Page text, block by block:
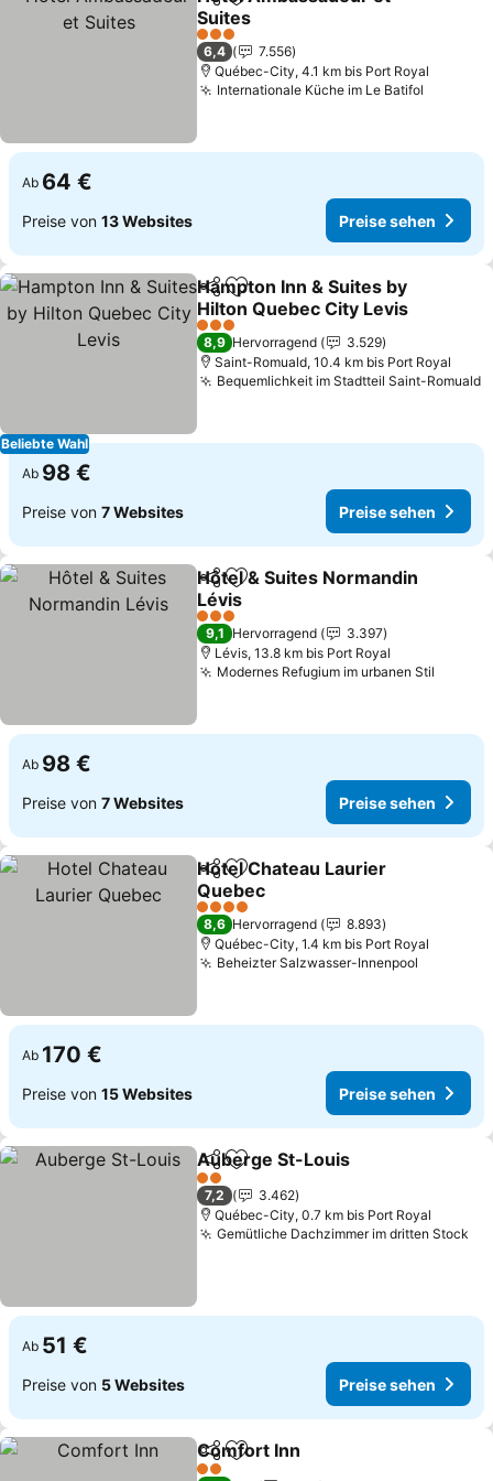
TeilenZu Favoriten hinzufügen
Suites
Preise sehen
3 Sterne
6,4
7.556
Québec-City, 4.1 km bis Port Royal
Internationale Küche im Le Batifol
Ab 64 €
Preise von 13 Websites Preise sehen
Beliebte Wahl
TeilenZu Favoriten hinzufügen
Hampton Inn & Suites by
Hilton Quebec City Levis
Preise sehen
3 Sterne
8,9 Hervorragend
3.529
Saint-Romuald, 10.4 km bis Port Royal
Bequemlichkeit im Stadtteil Saint-Romuald
Ab 98 €
Preise von 7 Websites Preise sehen
TeilenZu Favoriten hinzufügen
Hôtel & Suites Normandin
Lévis
Preise sehen
3 Sterne
9,1 Hervorragend
3.397
Lévis, 13.8 km bis Port Royal
Modernes Refugium im urbanen Stil
Ab 98 €
Preise von 7 Websites Preise sehen
TeilenZu Favoriten hinzufügen
Hotel Chateau Laurier
Quebec
Preise sehen
4 Sterne
8,6 Hervorragend
8.893
Québec-City, 1.4 km bis Port Royal
Beheizter Salzwasser-Innenpool
Ab 170 €
Preise von 15 Websites Preise sehen
TeilenZu Favoriten hinzufügen
Auberge St-Louis
2 Sterne
7,2
3.462
Québec-City, 0.7 km bis Port Royal
Gemütliche Dachzimmer im dritten Stock
Ab 51 €
Preise von 5 Websites Preise sehen
TeilenZu Favoriten hinzufügen
Comfort Inn
2 Sterne